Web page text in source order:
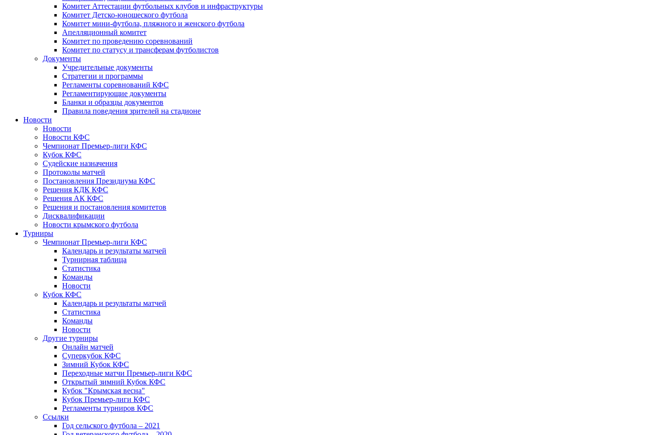
Комитет Аттестации футбольных клубов и инфраструктуры
Комитет Детско-юношеского футбола
Комитет мини-футбола, пляжного и женского футбола
Апелляционный комитет
Комитет по проведению соревнований
Комитет по статусу и трансферам футболистов
Документы
Учредительные документы
Стратегии и программы
Регламенты соревнований КФС
Регламентирующие документы
Бланки и образцы документов
Правила поведения зрителей на стадионе
Новости
Новости
Новости КФС
Чемпионат Премьер-лиги КФС
Кубок КФС
Судейские назначения
Протоколы матчей
Постановления Президиума КФС
Решения КДК КФС
Решения АК КФС
Решения и постановления комитетов
Дисквалификации
Новости крымского футбола
Турниры
Чемпионат Премьер-лиги КФС
Календарь и результаты матчей
Турнирная таблица
Статистика
Команды
Новости
Кубок КФС
Календарь и результаты матчей
Статистика
Команды
Новости
Другие турниры
Онлайн матчей
Суперкубок КФС
Зимний Кубок КФС
Переходные матчи Премьер-лиги КФС
Открытый зимний Кубок КФС
Кубок "Крымская весна"
Кубок Премьер-лиги КФС
Регламенты турниров КФС
Ссылки
Год сельского футбола – 2021